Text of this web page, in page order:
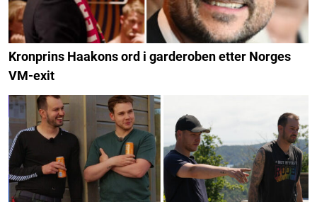
Kronprins Haakons ord i garderoben etter Norges
VM-exit